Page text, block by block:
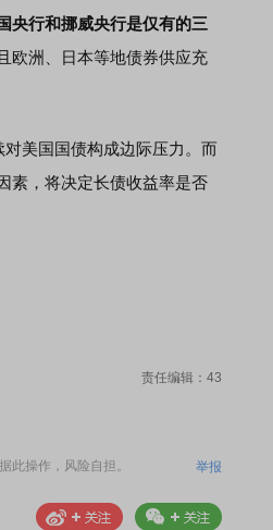
央行和挪威央行是仅有的三
欧洲、日本等地债券供应充
美国国债构成边际压力。而
素，将决定长债收益率是否
责任编辑：43
此操作，风险自担。 举报